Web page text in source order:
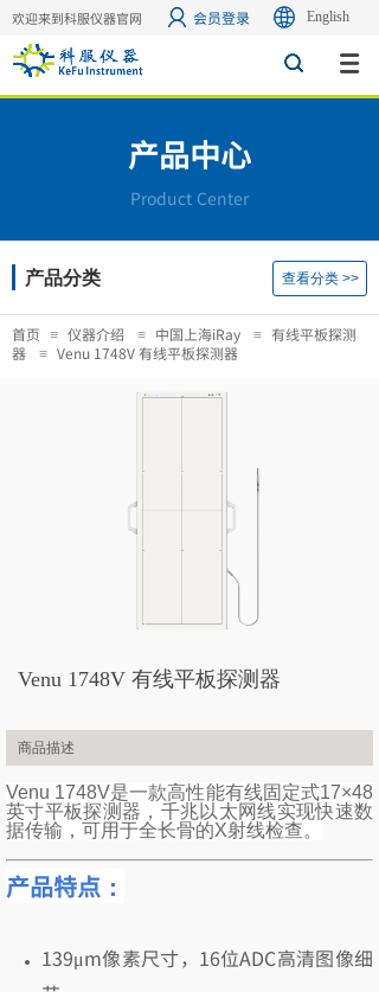
会员登录 English
欢迎来到科服仪器官网
搜索
产品中心
Product Center
产品分类 查看分类 >>
首页 ≡ 仪器介绍 ≡ 中国上海iRay ≡ 有线平板探测
器
≡ Venu 1748V 有线平板探测器
造商，总部位于美国马里兰州。自成立之初一直致力于技
术革新，引领着临界点干燥仪设备行业的发展，先后推出
世界首款干燥晶片尺寸分别达4英寸、6英寸和8英寸的全
片临界点干燥仪,Tousimis超临界点干燥仪已在材料、化
域广泛应用。其临界点干燥仪分为非洁净室系列和洁净室
Venu 1748V 有线平板探测器
商品描述
Venu 1748V是一款高性能有线固定式17×48
英寸平板探测器，千兆以太网线实现快速数
据传输，可用于全长骨的X射线检查。
产品特点：
139μm像素尺寸，16位ADC高清图像细